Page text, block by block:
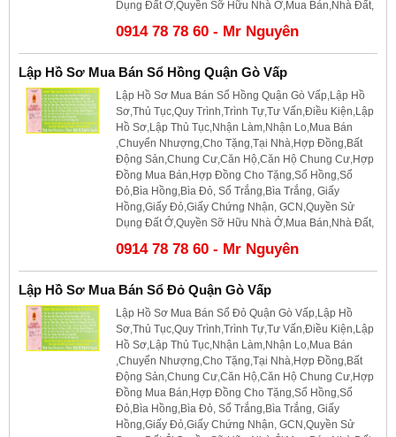
Dụng Đất Ở,Quyền Sỡ Hữu Nhà Ở,Mua Bán,Nhà Đất,
0914 78 78 60 - Mr Nguyên
Lập Hồ Sơ Mua Bán Sổ Hồng Quận Gò Vấp
Lập Hồ Sơ Mua Bán Sổ Hồng Quận Gò Vấp,Lập Hồ
Sơ,Thủ Tục,Quy Trình,Trình Tự,Tư Vấn,Điều Kiện,Lập
Hồ Sơ,Lập Thủ Tục,Nhận Làm,Nhận Lo,Mua Bán
,Chuyển Nhượng,Cho Tặng,Tại Nhà,Hợp Đồng,Bất
Động Sản,Chung Cư,Căn Hộ,Căn Hộ Chung Cư,Hợp
Đồng Mua Bán,Hợp Đồng Cho Tặng,Sổ Hồng,Sổ
Đỏ,Bìa Hồng,Bìa Đỏ, Sổ Trắng,Bìa Trắng, Giấy
Hồng,Giấy Đỏ,Giấy Chứng Nhận, GCN,Quyền Sử
Dụng Đất Ở,Quyền Sỡ Hữu Nhà Ở,Mua Bán,Nhà Đất,
0914 78 78 60 - Mr Nguyên
Lập Hồ Sơ Mua Bán Sổ Đỏ Quận Gò Vấp
Lập Hồ Sơ Mua Bán Sổ Đỏ Quận Gò Vấp,Lập Hồ
Sơ,Thủ Tục,Quy Trình,Trình Tự,Tư Vấn,Điều Kiện,Lập
Hồ Sơ,Lập Thủ Tục,Nhận Làm,Nhận Lo,Mua Bán
,Chuyển Nhượng,Cho Tặng,Tại Nhà,Hợp Đồng,Bất
Động Sản,Chung Cư,Căn Hộ,Căn Hộ Chung Cư,Hợp
Đồng Mua Bán,Hợp Đồng Cho Tặng,Sổ Hồng,Sổ
Đỏ,Bìa Hồng,Bìa Đỏ, Sổ Trắng,Bìa Trắng, Giấy
Hồng,Giấy Đỏ,Giấy Chứng Nhận, GCN,Quyền Sử